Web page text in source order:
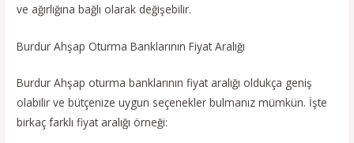
ve ağırlığına bağlı olarak değişebilir.
Burdur Ahşap Oturma Banklarının Fiyat Aralığı
Burdur Ahşap oturma banklarının fiyat aralığı oldukça geniş
olabilir ve bütçenize uygun seçenekler bulmanız mümkün. İşte
birkaç farklı fiyat aralığı örneği: